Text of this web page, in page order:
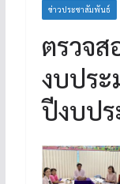
ข่าวประชาสัมพันธ์
ตรวจส
งบประ
ปีงบป